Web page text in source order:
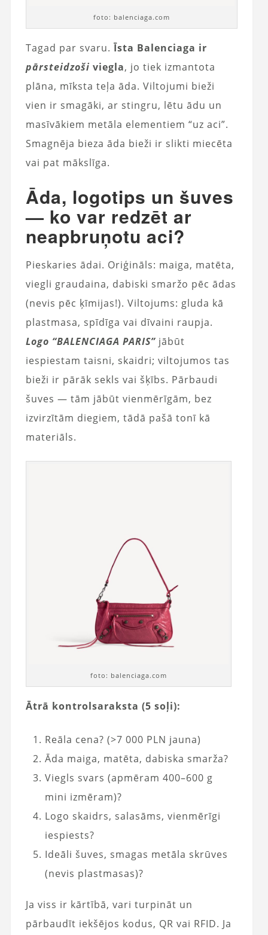
foto: balenciaga.com
Tagad par svaru. Īsta Balenciaga ir
pārsteidzoši viegla, jo tiek izmantota
plāna, mīksta teļa āda. Viltojumi bieži
vien ir smagāki, ar stingru, lētu ādu un
masīvākiem metāla elementiem “uz aci”.
Smagnēja bieza āda bieži ir slikti miecēta
vai pat mākslīga.
Āda, logotips un šuves
— ko var redzēt ar
neapbruņotu aci?
Pieskaries ādai. Oriģināls: maiga, matēta,
viegli graudaina, dabiski smaržo pēc ādas
(nevis pēc ķīmijas!). Viltojums: gluda kā
plastmasa, spīdīga vai dīvaini raupja.
Logo “BALENCIAGA PARIS”jābūt
iespiestam taisni, skaidri; viltojumos tas
bieži ir pārāk sekls vai šķībs. Pārbaudi
šuves — tām jābūt vienmērīgām, bez
izvirzītām diegiem, tādā pašā tonī kā
materiāls.
foto: balenciaga.com
Ātrā kontrolsaraksta (5 soļi):
Reāla cena? (>7 000 PLN jauna)
Āda maiga, matēta, dabiska smarža?
Viegls svars (apmēram 400–600 g
mini izmēram)?
Logo skaidrs, salasāms, vienmērīgi
iespiests?
Ideāli šuves, smagas metāla skrūves
(nevis plastmasas)?
Ja viss ir kārtībā, vari turpināt un
pārbaudīt iekšējos kodus, QR vai RFID. Ja